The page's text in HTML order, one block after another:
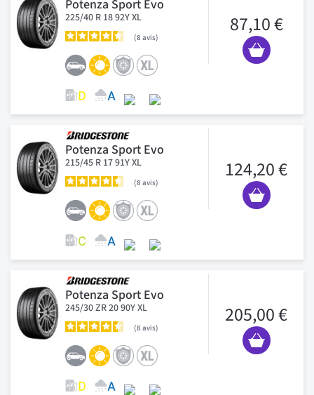
Potenza Sport Evo
225/40 R 18 92Y XL
8 avis
87,10 €
Potenza Sport Evo
215/45 R 17 91Y XL
8 avis
124,20 €
Potenza Sport Evo
245/30 ZR 20 90Y XL
8 avis
205,00 €